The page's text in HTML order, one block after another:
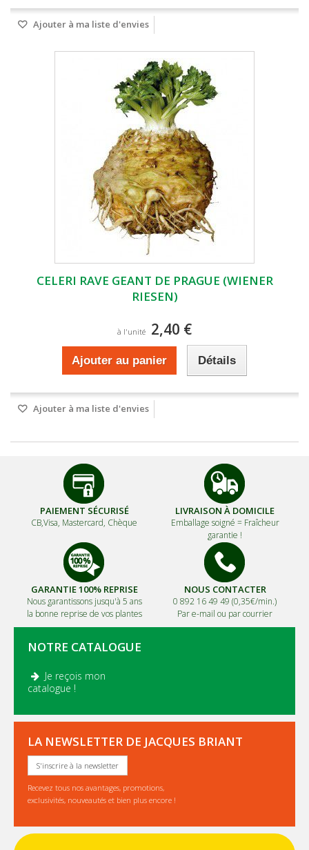
Ajouter à ma liste d'envies
CELERI RAVE GEANT DE PRAGUE (WIENER
RIESEN)
à l'unité 2,40 €
Ajouter au panier Détails
Ajouter à ma liste d'envies
PAIEMENT SÉCURISÉ
CB,Visa, Mastercard, Chèque
LIVRAISON À DOMICILE
Emballage soigné = Fraîcheur
garantie !
GARANTIE 100% REPRISE
Nous garantissons jusqu'à 5 ans
la bonne reprise de vos plantes
NOUS CONTACTER
0 892 16 49 49 (0,35€/min.)
Par e-mail ou par courrier
NOTRE CATALOGUE
Je reçois mon
catalogue !
LA NEWSLETTER DE JACQUES BRIANT
S'inscrire à la newsletter
Recevez tous nos avantages, promotions,
exclusivités, nouveautés et bien plus encore !